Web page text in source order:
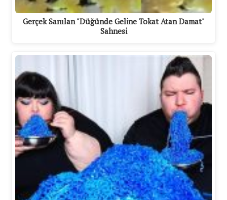
Gerçek Sanılan "Düğünde Geline Tokat Atan Damat"
Sahnesi